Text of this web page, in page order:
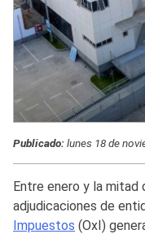
Publicado:lunes 18 de
Entre enero y la mitad
adjudicaciones de
Impuestos (OxI)